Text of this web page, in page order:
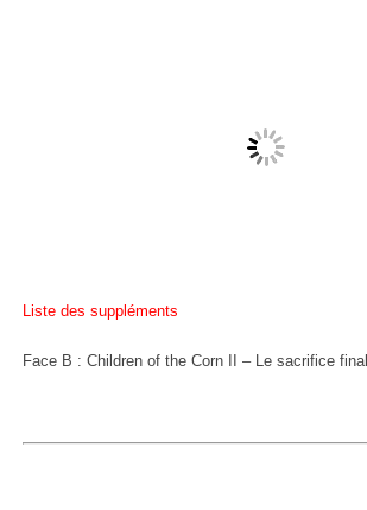
Liste des suppléments
Face B : Children of the Corn II – Le sacrifice final